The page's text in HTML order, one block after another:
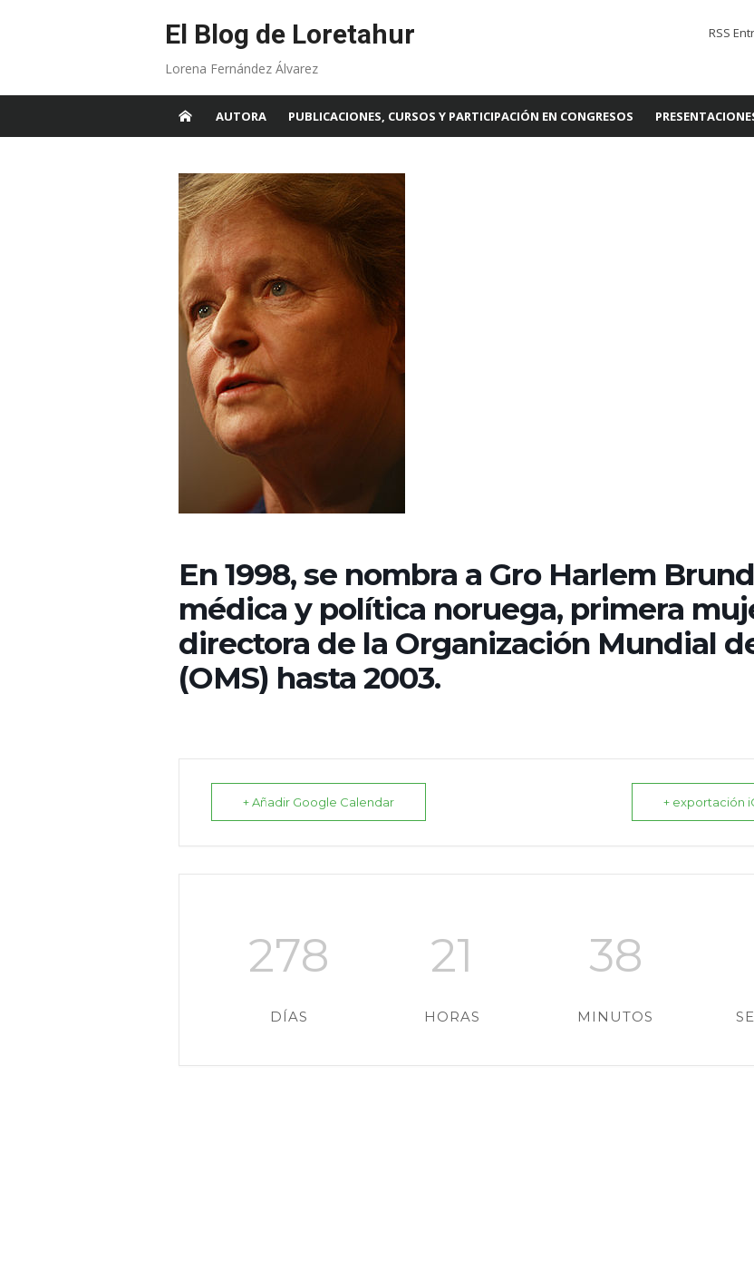
El Blog de Loretahur
Lorena Fernández Álvarez
RSS
AUTORA PUBLICACIONES, CURSOS Y PARTICIPACIÓN EN CONGRESOS
En 1998, se nombra a Gro Harlem
médica y política noruega, primera
directora de la Organización Mundial
(OMS) hasta 2003.
+ Añadir Google Calendar + exportación
278
DÍAS
21
HORAS
38
MINUTOS